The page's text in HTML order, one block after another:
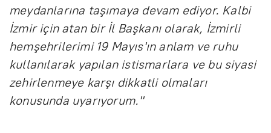
meydanlarına taşımaya devam ediyor. Kalbi
İzmir için atan bir İl Başkanı olarak, İzmirli
hemşehrilerimi 19 Mayıs'ın anlam ve ruhu
kullanılarak yapılan istismarlara ve bu siyasi
zehirlenmeye karşı dikkatli olmaları
konusunda uyarıyorum."